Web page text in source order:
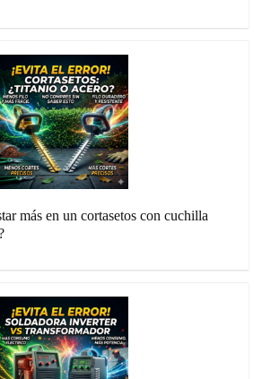
más en un cortasetos con cuchilla